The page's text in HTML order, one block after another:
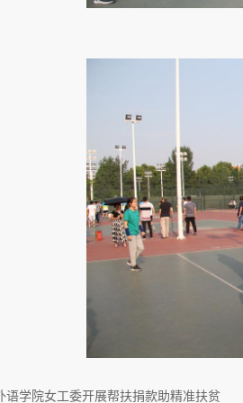
语学院女工委开展帮扶捐款助精准扶贫​